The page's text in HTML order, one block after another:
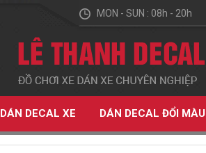
MON - SUN : 08h - 20h
DÁN DECAL XE DÁN DECAL ĐỔI MÀU